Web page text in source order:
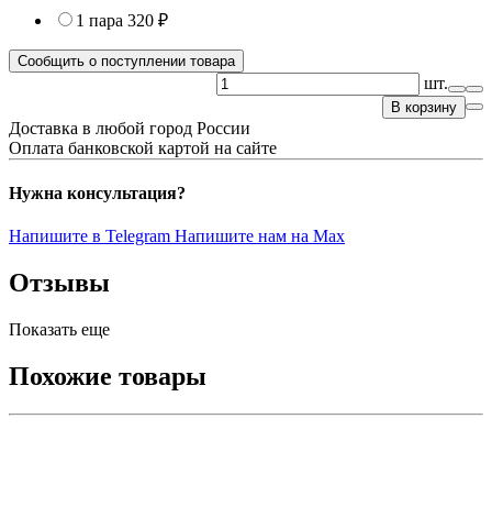
1 пара 320 ₽
Сообщить о поступлении товара
шт.
В корзину
Доставка в любой город России
Оплата банковской картой на сайте
Нужна консультация?
Напишите в Telegram Напишите нам на Max
Отзывы
Показать еще
Похожие товары